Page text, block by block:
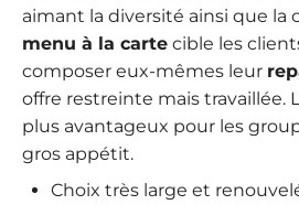
aimant la diversité ainsi que la
menu à la carte cible les
composer eux-mêmes leur
offre restreinte mais travaillée.
plus avantageux pour les
gros appétit.
Choix très large et